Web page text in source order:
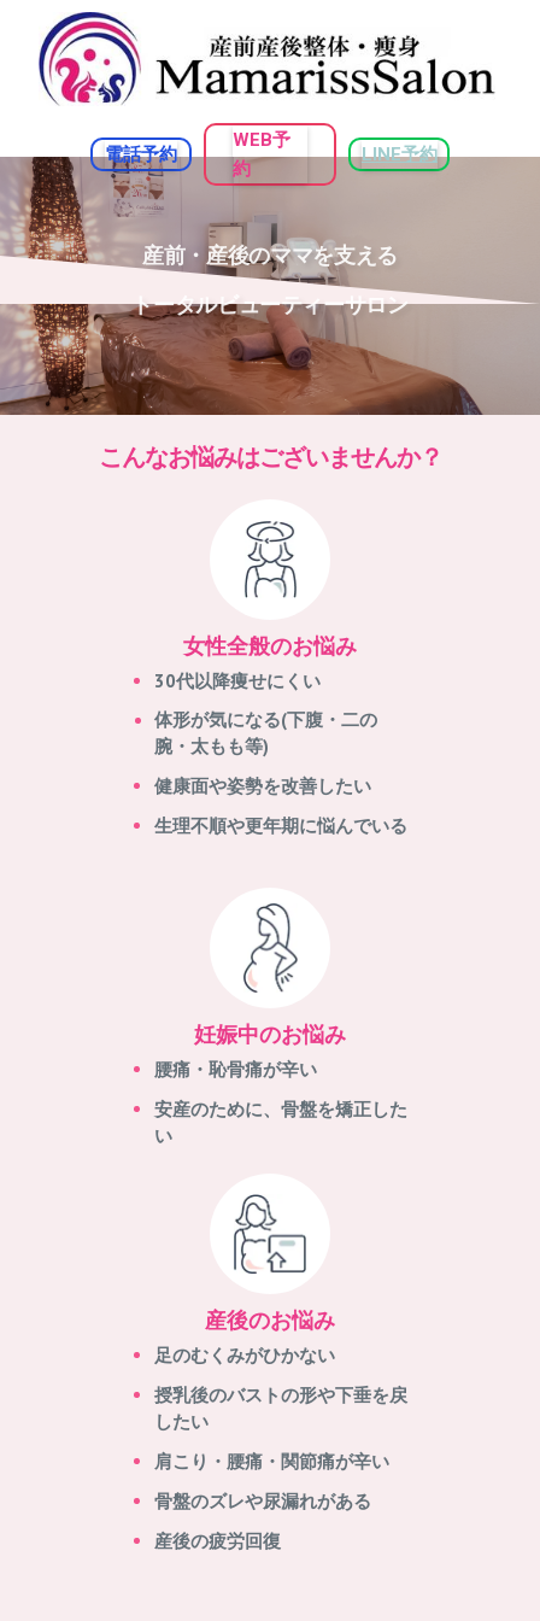
電話予約
WEB予
約
LINE予約
産前・産後のママを支える
トータルビューティーサロン
こんなお悩みはございませんか？
女性全般のお悩み
30代以降痩せにくい
体形が気になる(下腹・二の
腕・太もも等)
健康面や姿勢を改善したい
生理不順や更年期に悩んでいる
妊娠中のお悩み
腰痛・恥骨痛が辛い
安産のために、骨盤を矯正した
い
産後のお悩み
足のむくみがひかない
授乳後のバストの形や下垂を戻
したい
肩こり・腰痛・関節痛が辛い
骨盤のズレや尿漏れがある
産後の疲労回復